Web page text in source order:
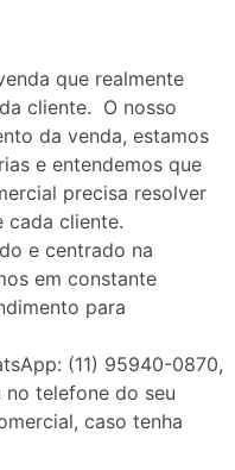
que realmente
cliente. O nosso
da venda, estamos
e entendemos que
precisa resolver
cada cliente.
e centrado na
em constante
para
(11) 95940-0870,
telefone do seu
caso tenha